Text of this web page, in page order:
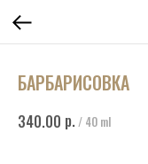
БАРБАРИСОВКА
340.00 р./ 40 ml